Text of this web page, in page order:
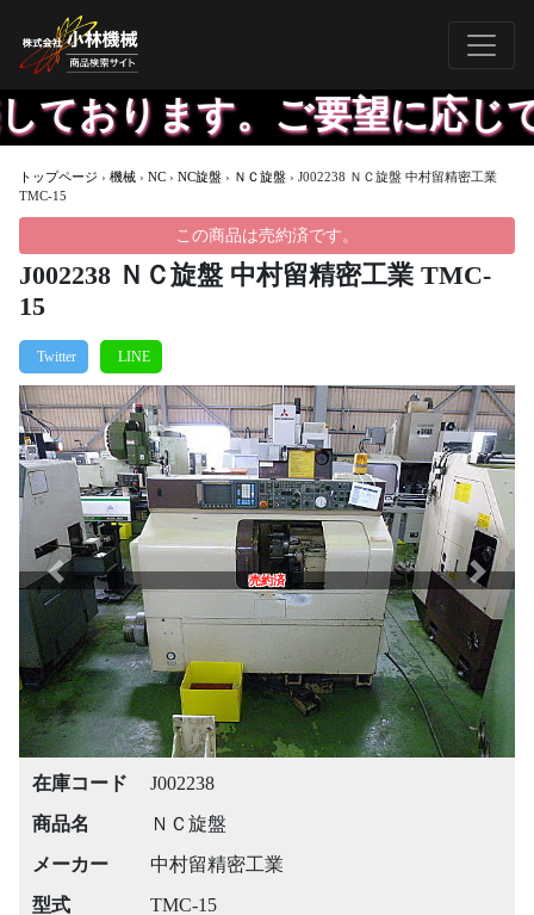
ります。ご要望に応じて
トップページ › 機械 › NC › NC旋盤 › ＮＣ旋盤 › J002238 ＮＣ旋盤 中村留精密工業
TMC-15
この商品は売約済です。
J002238 ＮＣ旋盤 中村留精密工業 TMC-
15
売約済
Previous Next
在庫コード
J002238
商品名
ＮＣ旋盤
メーカー
中村留精密工業
型式
TMC-15